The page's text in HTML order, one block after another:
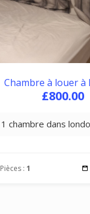
Chambre à louer à
£800.00
1 chambre dans
Pièces :1